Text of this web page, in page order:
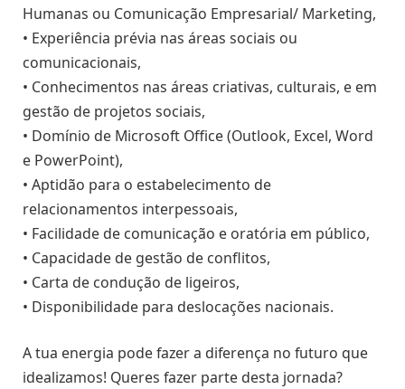
Humanas ou Comunicação Empresarial/ Marketing,
• Experiência prévia nas áreas sociais ou
comunicacionais,
• Conhecimentos nas áreas criativas, culturais, e em
gestão de projetos sociais,
• Domínio de Microsoft Office (Outlook, Excel, Word
e PowerPoint),
• Aptidão para o estabelecimento de
relacionamentos interpessoais,
• Facilidade de comunicação e oratória em público,
• Capacidade de gestão de conflitos,
• Carta de condução de ligeiros,
• Disponibilidade para deslocações nacionais.
A tua energia pode fazer a diferença no futuro que
idealizamos! Queres fazer parte desta jornada?